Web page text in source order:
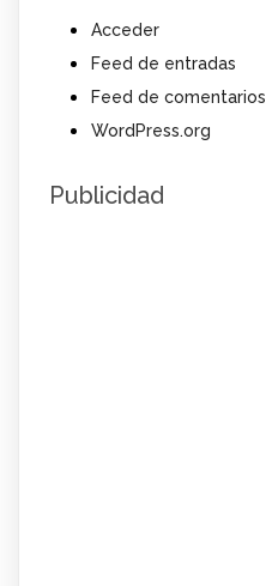
Acceder
Feed de entradas
Feed de comentarios
WordPress.org
Publicidad